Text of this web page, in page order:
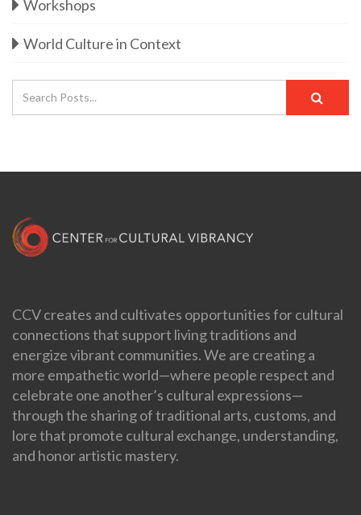
Workshops
World Culture in Context
CCV creates and cultivates opportunities for cultural
connections that support living traditions and
energize vibrant communities. We are creating a
more empathetic world—where people respect and
celebrate one another’s cultural expressions—
through the sharing of traditional arts, customs, and
lore that promote cultural exchange, understanding,
and honor artistic mastery.